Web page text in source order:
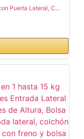
Puerta Lateral, C...